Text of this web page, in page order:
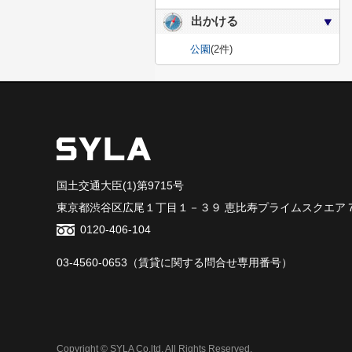
出かける
公園(2件)
国土交通大臣(1)第9715号
東京都渋谷区広尾１丁目１－３９ 恵比寿プライムスクエア
0120-406-104
03-4560-0653 （賃貸に関する問合せ専用番号）
Copyright © SYLA Co.ltd. All Rights Reserved.